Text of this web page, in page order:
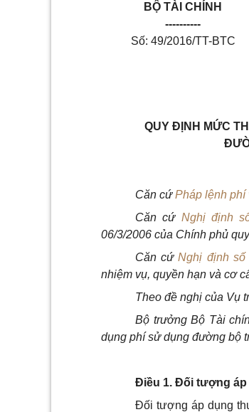
BỘ TÀI CHÍNH
----------
Số: 49/2016/TT-BTC
QUY ĐỊNH MỨC
Căn cứPháp lệnh phí
Căn cứ Nghị định s
06/3/2006 của Chính phủ
Căn cứNghị định s
nhiệm vụ, quyền hạn và cơ
Theo đề nghị của Vụ
Bộ trưởng Bộ Tài
dụng phí sử dụng đường bộ
Điều 1. Đối tượng áp
Đối tượng áp dụng